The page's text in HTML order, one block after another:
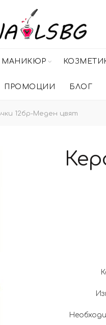
МАНИКЮР
ПРОМОЦИИ БЛОГ
12бр-Меден цвят